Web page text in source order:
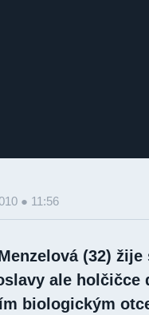
● 11:56
(32)
ale holčičce
biologickým